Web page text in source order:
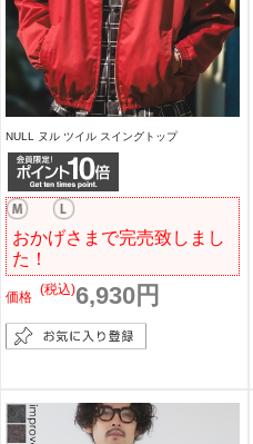
NULL ヌル ツイル スイングトップ
おかげさまで完売致しまし
た！
価格 6,930円
(税込)